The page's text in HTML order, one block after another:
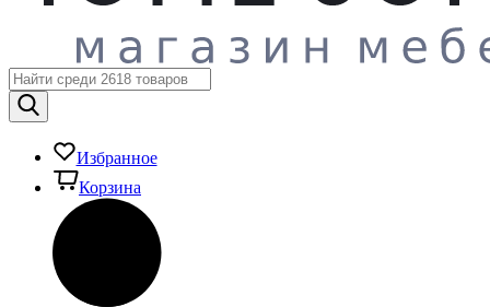
Избранное
Корзина